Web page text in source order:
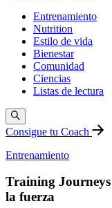
Entrenamiento
Nutrition
Estilo de vida
Bienestar
Comunidad
Ciencias
Listas de lectura
Consigue tu Coach
Entrenamiento
Training
la fuerza